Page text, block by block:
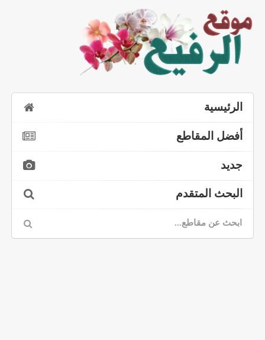
الرئيسية
أفضل المقاطع
جديد
البحث المتقدم